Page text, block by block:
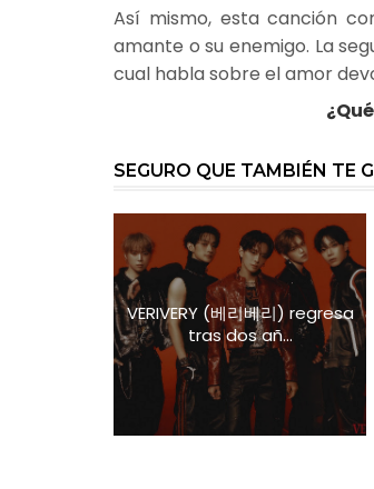
Así mismo, esta canción
amante o su enemigo. La
cual habla sobre el amor
SEGURO QUE TAMBIÉN TE
VERIVERY (베리베리) regresa
tras dos añ...